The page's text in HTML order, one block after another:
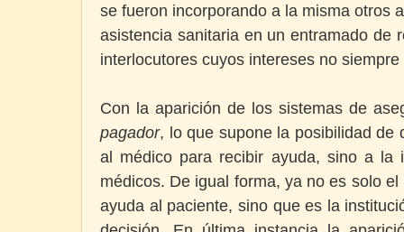
se fueron incorporando a la misma otros
asistencia sanitaria en un entramado de
interlocutores cuyos intereses no
Con la aparición de los sistemas de
pagador, lo que supone la posibilidad de
al médico para recibir ayuda, sino a la
médicos. De igual forma, ya no es solo
ayuda al paciente, sino que es la